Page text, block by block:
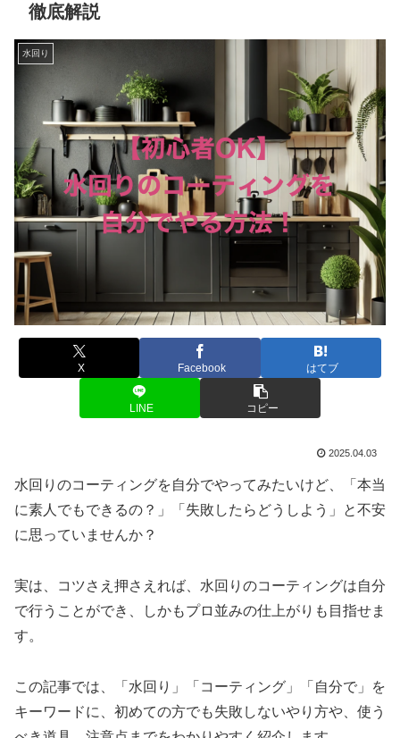
徹底解説
水回り
X Facebook はてブ
LINE コピー
2025.04.03
水回りのコーティングを自分でやってみたいけど、「本当
に素人でもできるの？」「失敗したらどうしよう」と不安
に思っていませんか？
実は、コツさえ押さえれば、水回りのコーティングは自分
で行うことができ、しかもプロ並みの仕上がりも目指せま
す。
この記事では、「水回り」「コーティング」「自分で」を
キーワードに、初めての方でも失敗しないやり方や、使う